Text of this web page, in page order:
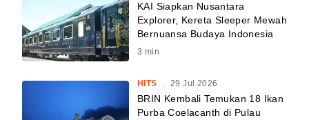
KAI Siapkan Nusantara
Explorer, Kereta Sleeper Mewah
Bernuansa Budaya Indonesia
3 min
HITS . 29 Jul 2026
BRIN Kembali Temukan 18 Ikan
Purba Coelacanth di Pulau